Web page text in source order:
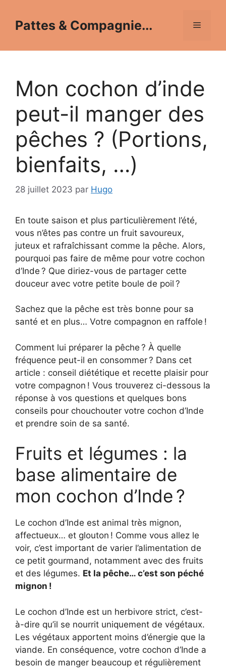
contenuPattes & Compagnie... Menu
Mon cochon d’inde
peut-il manger des
pêches ? (Portions,
bienfaits, …)
28 juillet 2023 par Hugo
En toute saison et plus particulièrement l’été,
vous n’êtes pas contre un fruit savoureux,
juteux et rafraîchissant comme la pêche. Alors,
pourquoi pas faire de même pour votre cochon
d’Inde ? Que diriez-vous de partager cette
douceur avec votre petite boule de poil ?
Sachez que la pêche est très bonne pour sa
santé et en plus… Votre compagnon en raffole !
Comment lui préparer la pêche ? À quelle
fréquence peut-il en consommer ? Dans cet
article : conseil diététique et recette plaisir pour
votre compagnon ! Vous trouverez ci-dessous la
réponse à vos questions et quelques bons
conseils pour chouchouter votre cochon d’Inde
et prendre soin de sa santé.
Fruits et légumes : la
base alimentaire de
mon cochon d’Inde ?
Le cochon d’Inde est animal très mignon,
affectueux… et glouton ! Comme vous allez le
voir, c’est important de varier l’alimentation de
ce petit gourmand, notamment avec des fruits
et des légumes. Et la pêche… c’est son péché
mignon !
Le cochon d’Inde est un herbivore strict, c’est-
à-dire qu’il se nourrit uniquement de végétaux.
Les végétaux apportent moins d’énergie que la
viande. En conséquence, votre cochon d’Inde a
besoin de manger beaucoup et régulièrement